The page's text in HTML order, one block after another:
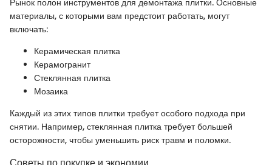
материалы, с которыми вам предстоит работать, могут
включать:
Керамическая плитка
Керамогранит
Стеклянная плитка
Мозаика
Каждый из этих типов плитки требует особого подхода при
снятии. Например, стеклянная плитка требует большей
осторожности, чтобы уменьшить риск травм и поломки.